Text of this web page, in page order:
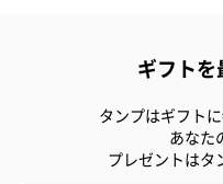
ギフトを
タンプはギフト
あなた
プレゼントはタ